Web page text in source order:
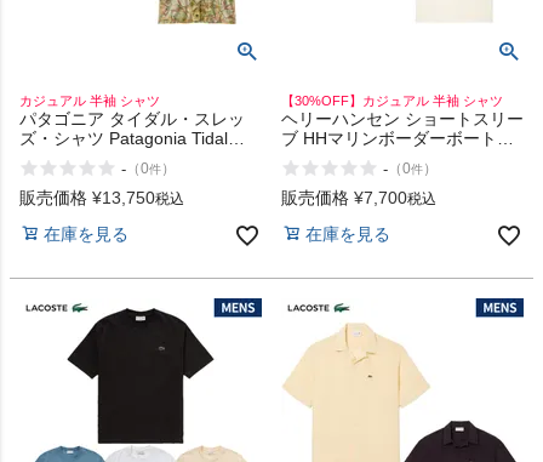
スタッフコーディネート
カジュアル 半袖 シャツ
パタゴニア タイダル・スレッ
ズ・シャツ Patagonia Tidal
Threads Shirt
- （0件）
販売価格 ¥13,750税込
在庫を見る
【30%OFF】カジュアル 半袖 シャツ
ヘリーハンセン ショートスリー
ブ HHマリンボーダーボートネ
ックティー HELLY HANSEN
Short Sleeve HH Marine Border
Boat Neck Tee アウトレット セ
- （0件）
販売価格 ¥7,700税込
在庫を見る